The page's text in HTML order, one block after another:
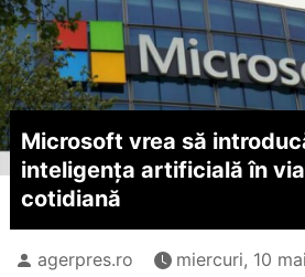
Microsoft vrea să
inteligența artificială în
cotidiană
agerpres.ro miercuri, 10